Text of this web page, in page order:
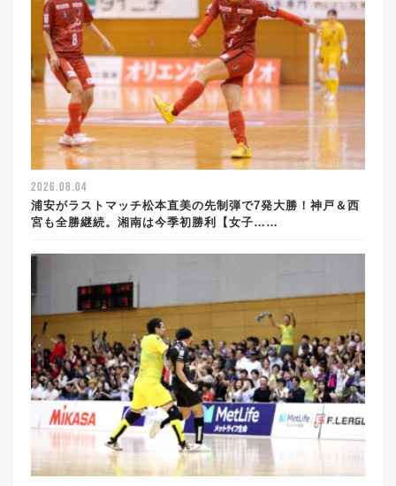
2026.08.04
浦安がラストマッチ松本直美の先制弾で7発大勝！神戸＆西
宮も全勝継続。湘南は今季初勝利【女子……